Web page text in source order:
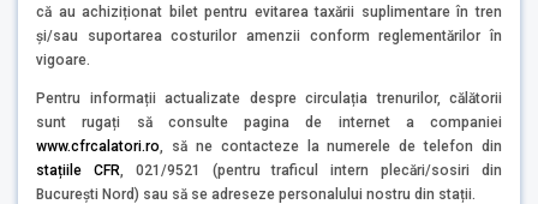
că au achiziționat bilet pentru evitarea taxării suplimentare în tren
și/sau suportarea costurilor amenzii conform reglementărilor în
vigoare.
Pentru informații actualizate despre circulația trenurilor, călătorii
sunt rugați să consulte pagina de internet a companiei
www.cfrcalatori.ro , să ne contacteze la numerele de telefon din
stațiile CFR , 021/9521 (pentru traficul intern plecări/sosiri din
Bucureşti Nord) sau să se adreseze personalului nostru din stații.